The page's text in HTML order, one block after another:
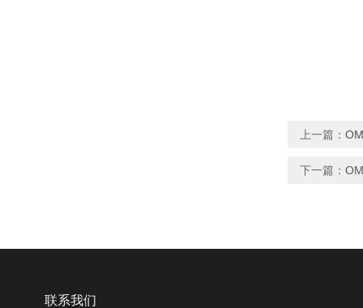
上一篇：
下一篇：
联系我们